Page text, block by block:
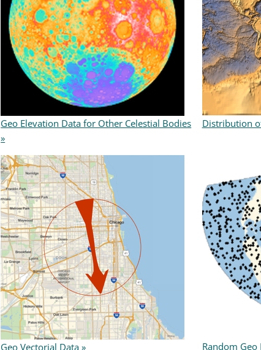
Geo Elevation Data for Other Celestial Bodies
»
Distribution
Geo Vectorial Data » Random